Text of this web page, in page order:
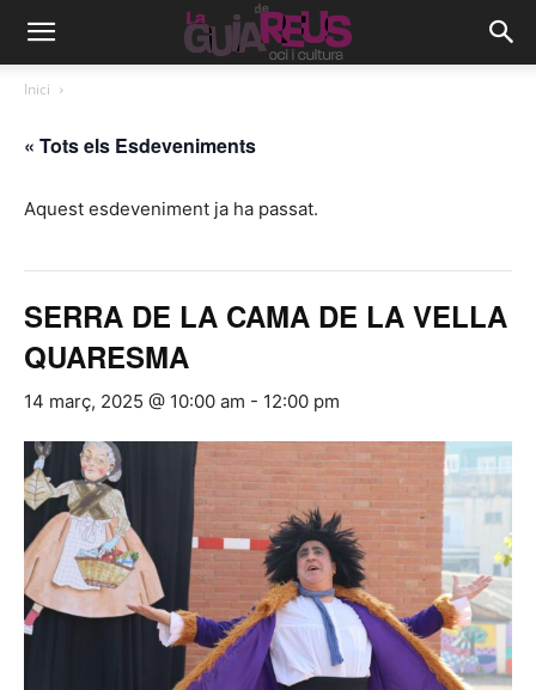
Inici
« Tots els Esdeveniments
Aquest esdeveniment ja ha passat.
SERRA DE LA CAMA DE LA VELLA
QUARESMA
14 març, 2025 @ 10:00 am - 12:00 pm